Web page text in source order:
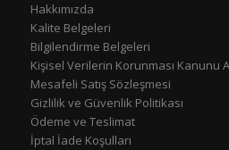
Hakkımızda
Kalite Belgeleri
Bilgilendirme Belgeleri
Kişisel Verilerin Korunması Kanunu
Mesafeli Satış Sözleşmesi
Gizlilik ve Güvenlik Politikası
Ödeme ve Teslimat
İptal İade Koşulları